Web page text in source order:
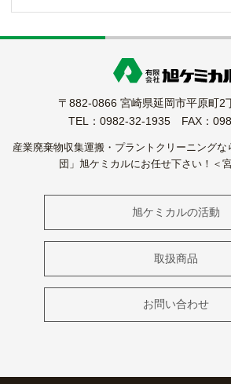
〒882-0866 宮崎県延岡市平原町2
TEL：0982-32-1935 FAX：
産業廃棄物収集運搬・プラントクリーニング
団」旭ケミカルにお任せ下さい！＜
旭ケミカルの活動
取扱商品
お問い合わせ